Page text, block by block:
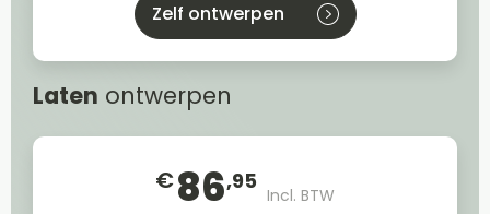
Zelf ontwerpen
Laten ontwerpen
€86,95
Incl. BTW